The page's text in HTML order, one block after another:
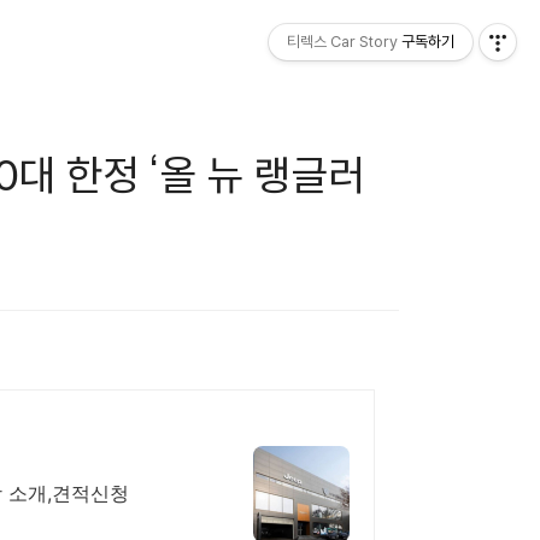
한정 ‘올 뉴 랭글러
개,견적신청
티렉스 Car Story 구독하기